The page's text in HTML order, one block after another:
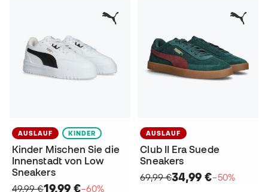
AUSLAUF KINDER
Kinder Mischen Sie die
Innenstadt von Low
Sneakers
49,99 €19,99 €−60%
AUSLAUF
Club II Era Suede
Sneakers
69,99 €34,99 €−50%